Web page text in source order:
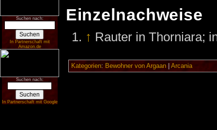
Suchen nach:
In Partnerschaft mit
Amazon.de
Suchen nach:
In Partnerschaft mit Google
Einzelnachweise
↑ Rauter in Thorniara;
Kategorien: Bewohner von Argaan| Arcania